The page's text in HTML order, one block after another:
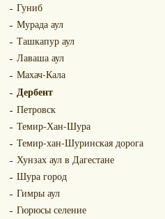
Гуниб
Мурада аул
Ташкапур аул
Лаваша аул
Махач-Кала
Дербент
Петровск
Темир-Хан-Шура
Темир-хан-Шуринская дорога
Хунзах аул в Дагестане
Шура город
Гимры аул
Гюрюсы селение